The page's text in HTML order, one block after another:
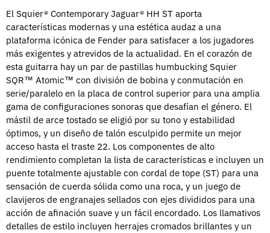
El Squier® Contemporary Jaguar® HH ST aporta
características modernas y una estética audaz a una
plataforma icónica de Fender para satisfacer a los jugadores
más exigentes y atrevidos de la actualidad. En el corazón de
esta guitarra hay un par de pastillas humbucking Squier
SQR™ Atomic™ con división de bobina y conmutación en
serie/paralelo en la placa de control superior para una amplia
gama de configuraciones sonoras que desafían el género. El
mástil de arce tostado se eligió por su tono y estabilidad
óptimos, y un diseño de talón esculpido permite un mejor
acceso hasta el traste 22. Los componentes de alto
rendimiento completan la lista de características e incluyen un
puente totalmente ajustable con cordal de tope (ST) para una
sensación de cuerda sólida como una roca, y un juego de
clavijeros de engranajes sellados con ejes divididos para una
acción de afinación suave y un fácil encordado. Los llamativos
detalles de estilo incluyen herrajes cromados brillantes y un